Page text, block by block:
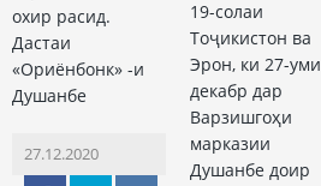
охир расид.
Дастаи
«Ориёнбонк» -и
Душанбе
27.12.2020
19-солаи
Тоҷикистон ва
Эрон, ки 27-уми
декабр дар
Варзишгоҳи
марказии
Душанбе доир